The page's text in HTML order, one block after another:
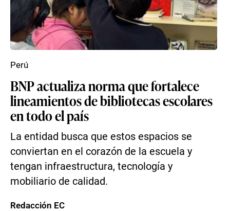
BNP actualiza norma que fortalece
lineamientos de bibliotecas escolares
en todo el país
La entidad busca que estos espacios se
conviertan en el corazón de la escuela y
tengan infraestructura, tecnología y
mobiliario de calidad.
Perú
Redacción EC